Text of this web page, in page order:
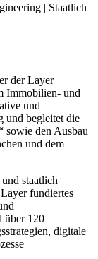
| Staatlich
der Layer
Immobilien- und
und
und begleitet die
sowie den Ausbau
und dem
staatlich
fundiertes
über 120
digitale